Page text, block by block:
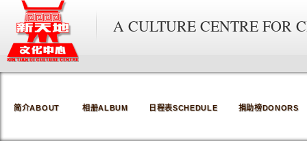
A CULTURE CENTRE FOR
简介ABOUT 相册ALBUM 日程表SCHEDULE 捐助榜DONORS